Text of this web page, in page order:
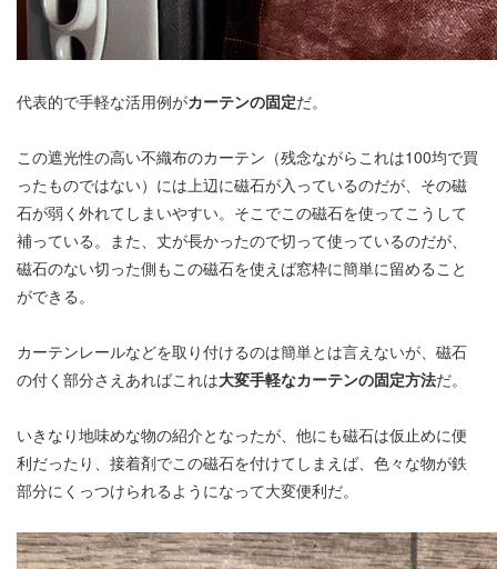
代表的で手軽な活用例がカーテンの固定だ。
この遮光性の高い不織布のカーテン（残念ながらこれは100均で買
ったものではない）には上辺に磁石が入っているのだが、その磁
石が弱く外れてしまいやすい。そこでこの磁石を使ってこうして
補っている。また、丈が長かったので切って使っているのだが、
磁石のない切った側もこの磁石を使えば窓枠に簡単に留めること
ができる。
カーテンレールなどを取り付けるのは簡単とは言えないが、磁石
の付く部分さえあればこれは大変手軽なカーテンの固定方法だ。
いきなり地味めな物の紹介となったが、他にも磁石は仮止めに便
利だったり、接着剤でこの磁石を付けてしまえば、色々な物が鉄
部分にくっつけられるようになって大変便利だ。